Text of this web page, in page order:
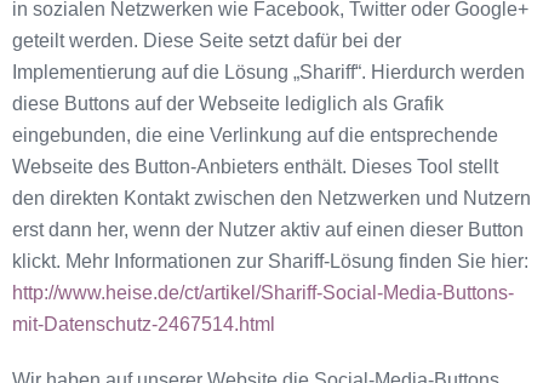
in sozialen Netzwerken wie Facebook, Twitter oder Google+
geteilt werden. Diese Seite setzt dafür bei der
Implementierung auf die Lösung „Shariff“. Hierdurch werden
diese Buttons auf der Webseite lediglich als Grafik
eingebunden, die eine Verlinkung auf die entsprechende
Webseite des Button-Anbieters enthält. Dieses Tool stellt
den direkten Kontakt zwischen den Netzwerken und Nutzern
erst dann her, wenn der Nutzer aktiv auf einen dieser Button
klickt. Mehr Informationen zur Shariff-Lösung finden Sie hier:
http://www.heise.de/ct/artikel/Shariff-Social-Media-Buttons-
mit-Datenschutz-2467514.html